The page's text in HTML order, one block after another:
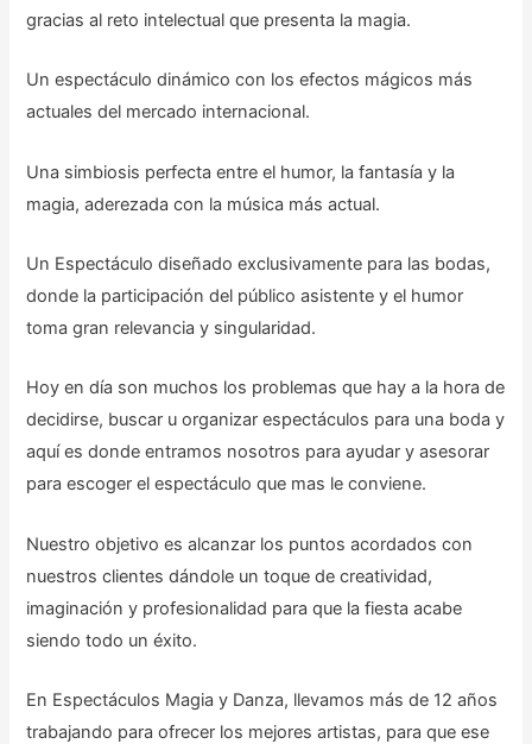
gracias al reto intelectual que presenta la magia.
Un espectáculo dinámico con los efectos mágicos más
actuales del mercado internacional.
Una simbiosis perfecta entre el humor, la fantasía y la
magia, aderezada con la música más actual.
Un Espectáculo diseñado exclusivamente para las bodas,
donde la participación del público asistente y el humor
toma gran relevancia y singularidad.
Hoy en día son muchos los problemas que hay a la hora de
decidirse, buscar u organizar espectáculos para una boda y
aquí es donde entramos nosotros para ayudar y asesorar
para escoger el espectáculo que mas le conviene.
Nuestro objetivo es alcanzar los puntos acordados con
nuestros clientes dándole un toque de creatividad,
imaginación y profesionalidad para que la fiesta acabe
siendo todo un éxito.
En Espectáculos Magia y Danza, llevamos más de 12 años
trabajando para ofrecer los mejores artistas, para que ese